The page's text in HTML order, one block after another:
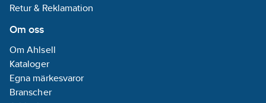
Retur & Reklamation
Om oss
Om Ahlsell
Kataloger
Egna märkesvaror
Branscher